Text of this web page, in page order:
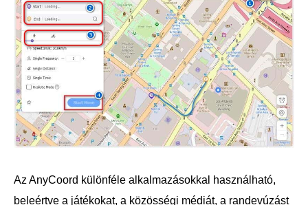
Az AnyCoord különféle alkalmazásokkal használható,
beleértve a játékokat, a közösségi médiát, a randevúzást